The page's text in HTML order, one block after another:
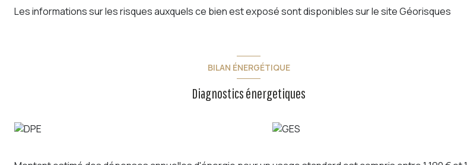
Les informations sur les risques auxquels ce bien est exposé sont disponibles sur le siteGéorisques
BILAN ÉNERGÉTIQUE
Diagnostics énergetiques